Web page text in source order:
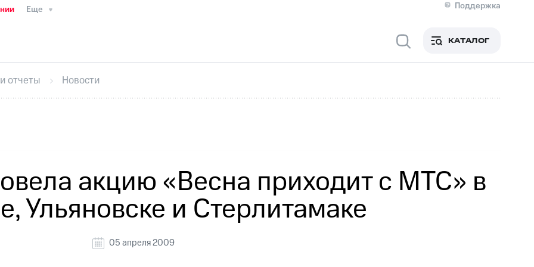
Еще
Поддержка
Медиа-центр
ИнтервьюФинансовая отчетностьКонтактыНовости в регионе
секретарьРаскрытие информации
кабинет акционераАкционерный капиталКонтроль и аудитРынок акций
КАТАЛОГ
отчеты Новости
акцию «Весна приходит с МТС» в
Ульяновске и Стерлитамаке
05 апреля 2009